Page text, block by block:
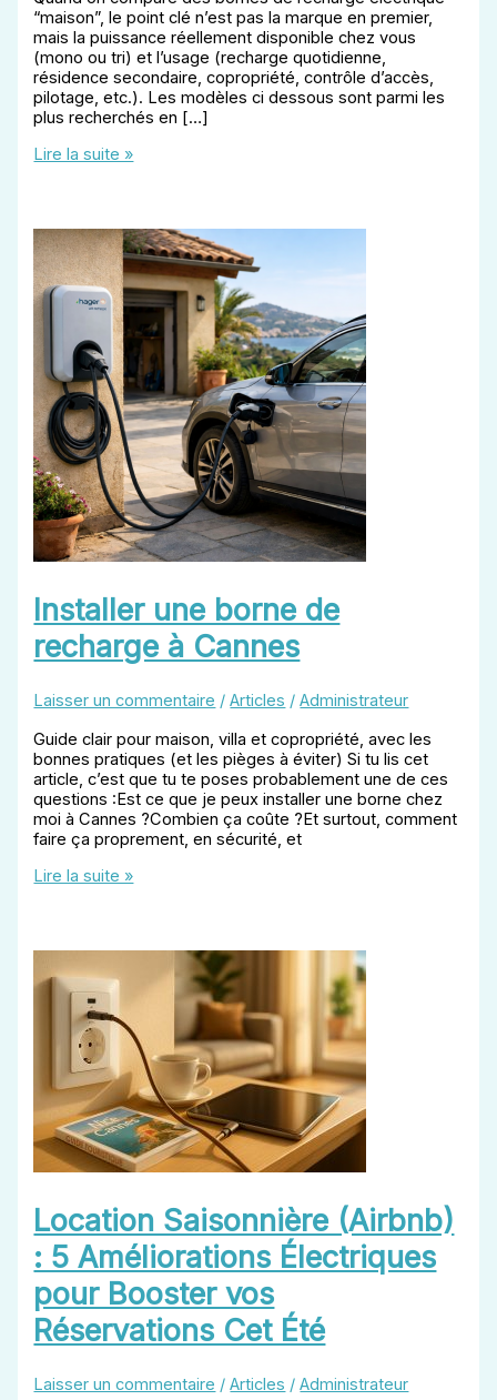
“maison”, le point clé n’est pas la marque en premier,
mais la puissance réellement disponible chez vous
(mono ou tri) et l’usage (recharge quotidienne,
résidence secondaire, copropriété, contrôle d’accès,
pilotage, etc.). Les modèles ci dessous sont parmi les
plus recherchés en […]
Les
recharge
Lire la suite »
Installer une borne de
recharge à Cannes
Laisser un commentaire /Articles /Administrateur
Guide clair pour maison, villa et copropriété, avec les
bonnes pratiques (et les pièges à éviter) Si tu lis cet
article, c’est que tu te poses probablement une de ces
questions :Est ce que je peux installer une borne chez
moi à Cannes ?Combien ça coûte ?Et surtout, comment
faire ça proprement, en sécurité, et
Installer
recharge
Cannes
Lire la suite »
Location Saisonnière (Airbnb)
: 5 Améliorations Électriques
pour Booster vos
Réservations Cet Été
Laisser un commentaire /Articles /Administrateur